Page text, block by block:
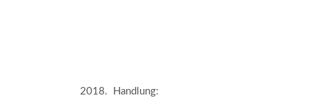
2018. Handlung: